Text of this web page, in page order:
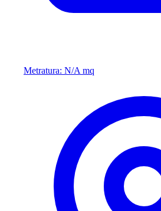
Metratura: N/A mq